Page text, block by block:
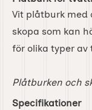
Vit plåtburk med
skopa som kan
för olika typer av
Plåtburken och
Specifikationer